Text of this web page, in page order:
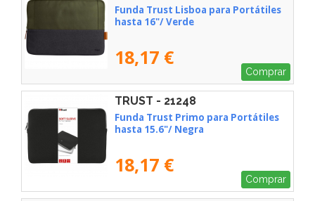
Funda Trust Lisboa para Portátiles
hasta 16"/ Verde
18,17 €
Comprar
TRUST - 21248
Funda Trust Primo para Portátiles
hasta 15.6"/ Negra
18,17 €
Comprar